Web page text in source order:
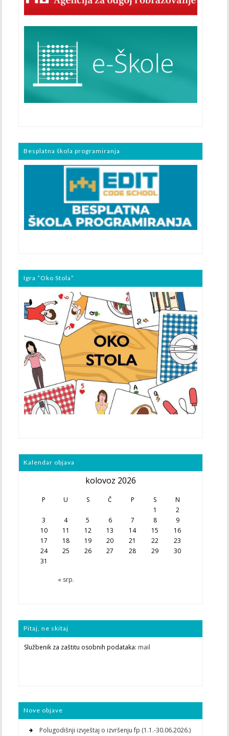
Besplatna škola programiranja
Igra “Oko Stola”
Kalendar objava
kolovoz 2026
P U S Č P S N
« srp.
1
2
3
4 5 6 7 8
9
10
11 12 13 14 15
16
17
18 19 20 21 22
23
24
25 26 27 28 29
30
31
Pitaj, ne skitaj
Službenik za zaštitu osobnih podataka: mail
Nove objave
Polugodišnji izvještaj o izvršenju fp (1.1.-30.06.2026.)